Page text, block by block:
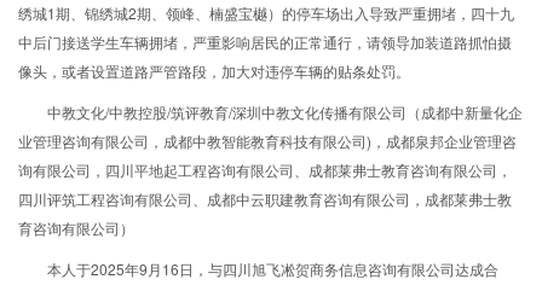
绣城1期、锦绣城2期、领峰、楠盛宝樾）的停车场出入导致严重拥堵，四十九
中后门接送学生车辆拥堵，严重影响居民的正常通行，请领导加装道路抓怕摄
像头，或者设置道路严管路段，加大对违停车辆的贴条处罚。
中教文化/中教控股/筑评教育/深圳中教文化传播有限公司（成都中新量化企
业管理咨询有限公司，成都中教智能教育科技有限公司)，成都泉邦企业管理咨
询有限公司，四川平地起工程咨询有限公司、成都莱弗士教育咨询有限公司，
四川评筑工程咨询有限公司、成都中云职建教育咨询有限公司，成都莱弗士教
育咨询有限公司）
本人于2025年9月16日，与四川旭飞凇贺商务信息咨询有限公司达成合